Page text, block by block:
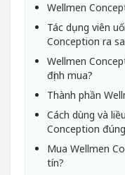
Wellmen
Tác dụng viên
Conception ra
Wellmen
định mua?
Thành phần
Cách dùng và
Conception
Mua Wellmen
tín?